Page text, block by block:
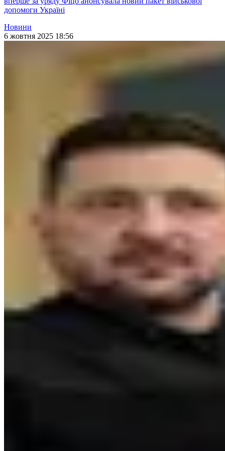
допомоги Україні
Новини
6 жовтня 2025 18:56